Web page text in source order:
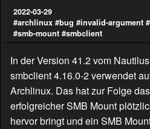
2022-03-29
#archlinux #bug #invalid-argument
#smb-mount #smbclient
In der Version 41.2 vom
smbclient 4.16.0-2 verwendet
Archlinux. Das hat zur Folge
erfolgreicher SMB Mount
hervor bringt und ein SMB